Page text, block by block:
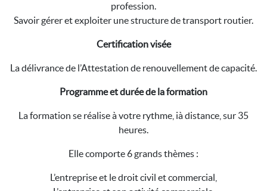
profession.
Savoir gérer et exploiter une structure de transport routier.
Certification visée
La délivrance de l’Attestation de renouvellement de capacité.
Programme et durée de la formation
La formation se réalise à votre rythme, ià distance, sur 35
heures.
Elle comporte 6 grands thèmes :
L’entreprise et le droit civil et commercial,